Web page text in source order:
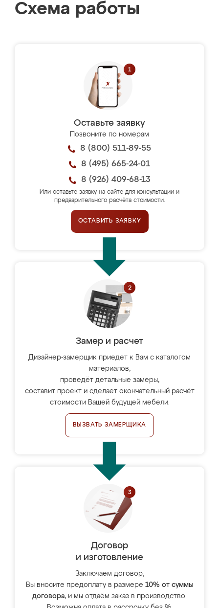
Схема работы
Оставьте заявку
Позвоните по номерам
8 (800) 511-89-55
8 (495) 665-24-01
8 (926) 409-68-13
Или оставьте заявку на сайте для консультации и
предварительного расчёта стоимости.
ОСТАВИТЬ ЗАЯВКУ
Замер и расчет
Дизайнер-замерщик приедет к Вам с каталогом
материалов,
проведёт детальные замеры,
составит проект и сделает окончательный расчёт
стоимости Вашей будущей мебели.
ВЫЗВАТЬ ЗАМЕРЩИКА
Договор
и изготовление
Заключаем договор,
Вы вносите предоплату в размере 10% от суммы
договора, и мы отдаём заказ в производство.